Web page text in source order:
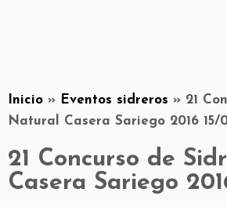
Inicio » Eventos sidreros » 21
Natural Casera Sariego 2016 15/
21 Concurso de
Casera Sariego